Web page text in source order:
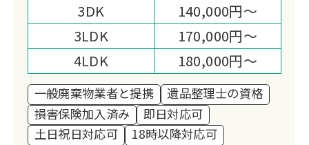
3DK
140,000円～
3LDK
170,000円～
4LDK
180,000円～
一般廃棄物業者と提携
遺品整理士の資格
損害保険加入済み
即日対応可
土日祝日対応可
18時以降対応可